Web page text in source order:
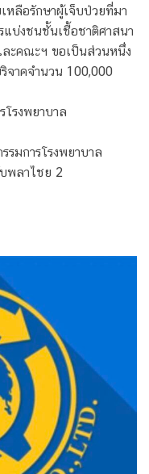
หลือรักษาผู้เจ็บป่วยที่มา
แบ่งชนชั้นเชื้อชาติศาสนา
ะคณะฯ ขอเป็นส่วนหนึ่ง
จาคจำนวน 100,000
รงพยาบาล
รมการโรงพยาบาล
พลาไชย 2